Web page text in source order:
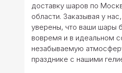
доставку шаров по
области. Заказывая у
уверены, что ваши шары
вовремя и в идеальном
незабываемую
празднике с нашими